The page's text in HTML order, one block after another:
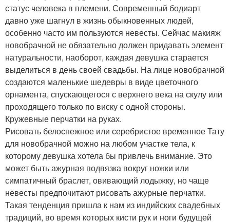
статус человека в племени. Современный бодиарт
давно уже шагнул в жизнь обыкновенных людей,
особенно часто им пользуются невесты. Сейчас макияж
новобрачной не обязательно должен придавать элемент
натуральности, наоборот, каждая девушка старается
выделиться в день своей свадьбы. На лице новобрачной
создаются маленькие шедевры в виде цветочного
орнамента, спускающегося с верхнего века на скулу или
проходящего только по виску с одной стороны.
Кружевные перчатки на руках.
Рисовать белоснежное или серебристое временное Тату
для новобрачной можно на любом участке тела, к
которому девушка хотела бы привлечь внимание. Это
может быть ажурная подвязка вокруг ножки или
симпатичный браслет, овивающий лодыжку, но чаще
невесты предпочитают рисовать ажурные перчатки.
Такая тенденция пришла к нам из индийских свадебных
традиций, во время которых кисти рук и ноги будущей